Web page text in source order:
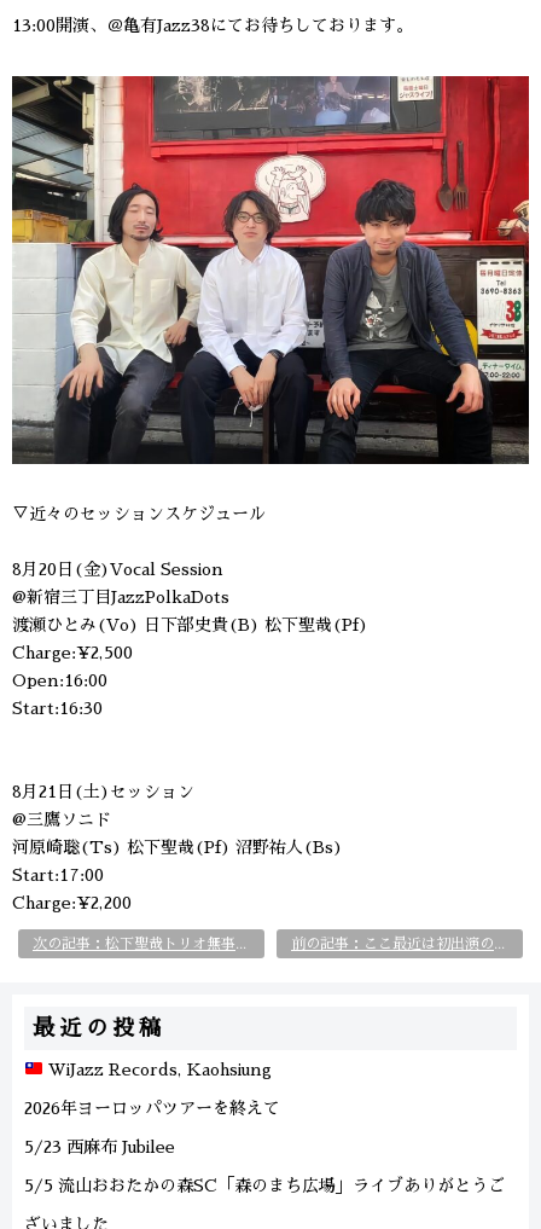
13:00開演、＠亀有Jazz38にてお待ちしております。
▽近々のセッションスケジュール
8月20日(金)Vocal Session
@新宿三丁目JazzPolkaDots
渡瀬ひとみ(Vo) 日下部史貴(B) 松下聖哉(Pf)
Charge:¥2,500
Open:16:00
Start:16:30
8月21日(土)セッション
@三鷹ソニド
河原崎聡(Ts) 松下聖哉(Pf) 沼野祐人(Bs)
Start:17:00
Charge:¥2,200
次の記事：松下聖哉トリオ無事終演 前の記事：ここ最近は初出演のお店がいくつか
最近の投稿
WiJazz Records, Kaohsiung
2026年ヨーロッパツアーを終えて
5/23 西麻布 Jubilee
5/5 流山おおたかの森SC「森のまち広場」ライブありがとうご
ざいました